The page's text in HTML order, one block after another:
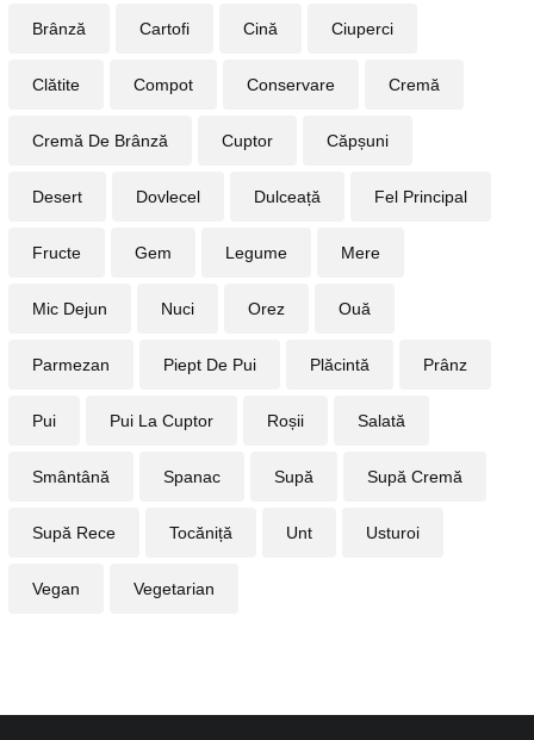
Brânză Cartofi Cină Ciuperci
Clătite Compot Conservare Cremă
Cremă De Brânză Cuptor Căpșuni
Desert Dovlecel Dulceață Fel Principal
Fructe Gem Legume Mere
Mic Dejun Nuci Orez Ouă
Parmezan Piept De Pui Plăcintă Prânz
Pui Pui La Cuptor Roșii Salată
Smântână Spanac Supă Supă Cremă
Supă Rece Tocăniță Unt Usturoi
Vegan Vegetarian